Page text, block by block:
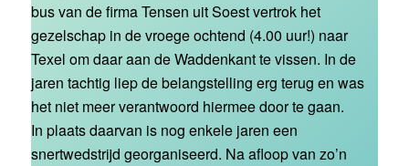
bus van de firma Tensen uit Soest vertrok het
gezelschap in de vroege ochtend (4.00 uur!) naar
Texel om daar aan de Waddenkant te vissen. In de
jaren tachtig liep de belangstelling erg terug en was
het niet meer verantwoord hiermee door te gaan.
In plaats daarvan is nog enkele jaren een
snertwedstrijd georganiseerd. Na afloop van zo’n